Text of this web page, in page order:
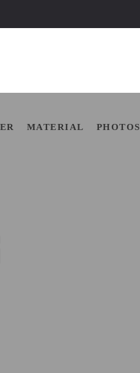
MATERIAL PHOTOS